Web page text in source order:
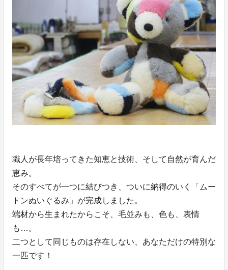
職人が長年培ってきた知恵と技術、そして自然が育んだ
恵み。
そのすべてが一つに結びつき、ついに納得のいく「ムー
トンぬいぐるみ」が完成しました。
端材から生まれたからこそ、毛並みも、色も、表情
も…。
二つとして同じものは存在しない、あなただけの特別な
一匹です！